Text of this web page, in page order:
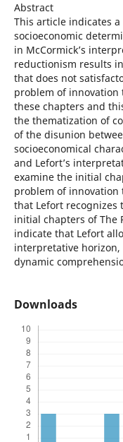
Abstract
This article indicates
socioeconomic
in McCormick’s
reductionism results
that does not
problem of
these chapters and
the thematization of
of the disunion
socioeconomical
and Lefort’s
examine the initial
problem of
that Lefort
initial chapters of The
indicate that Lefort
interpretative
dynamic
Downloads